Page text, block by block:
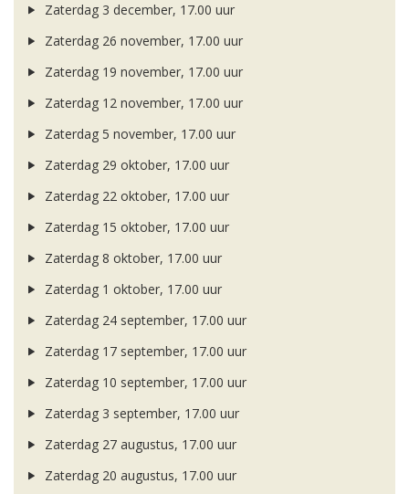
Zaterdag 3 december, 17.00 uur
Zaterdag 26 november, 17.00 uur
Zaterdag 19 november, 17.00 uur
Zaterdag 12 november, 17.00 uur
Zaterdag 5 november, 17.00 uur
Zaterdag 29 oktober, 17.00 uur
Zaterdag 22 oktober, 17.00 uur
Zaterdag 15 oktober, 17.00 uur
Zaterdag 8 oktober, 17.00 uur
Zaterdag 1 oktober, 17.00 uur
Zaterdag 24 september, 17.00 uur
Zaterdag 17 september, 17.00 uur
Zaterdag 10 september, 17.00 uur
Zaterdag 3 september, 17.00 uur
Zaterdag 27 augustus, 17.00 uur
Zaterdag 20 augustus, 17.00 uur